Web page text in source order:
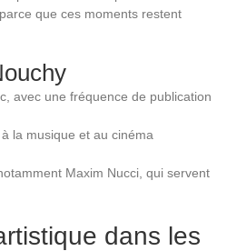
que ces moments restent
avec une fréquence de publication
la musique et au cinéma
Maxim Nucci, qui servent
dans les